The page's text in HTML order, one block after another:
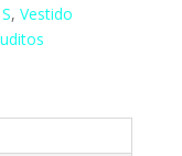
, Vestido